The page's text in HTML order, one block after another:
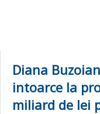
Diana
intoarce la
miliard de lei